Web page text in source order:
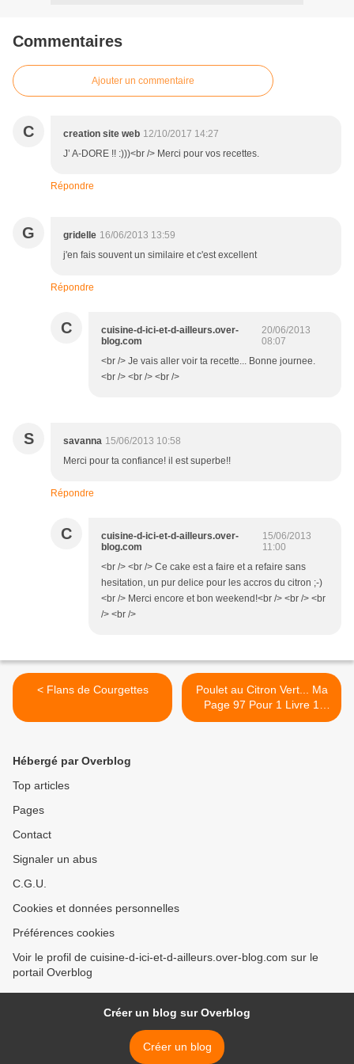
Commentaires
Ajouter un commentaire
C creation site web 12/10/2017 14:27
J’ A-DORE !! :)))<br /> Merci pour vos recettes.
Répondre
G gridelle 16/06/2013 13:59
j'en fais souvent un similaire et c'est excellent
Répondre
C
cuisine-d-ici-et-d-ailleurs.over-
blog.com
20/06/2013
08:07
<br /> Je vais aller voir ta recette... Bonne journee.
<br /> <br /> <br />
S savanna 15/06/2013 10:58
Merci pour ta confiance! il est superbe!!
Répondre
C
cuisine-d-ici-et-d-ailleurs.over-
blog.com
15/06/2013
11:00
<br /> <br /> Ce cake est a faire et a refaire sans
hesitation, un pur delice pour les accros du citron ;-)
<br /> Merci encore et bon weekend!<br /> <br /> <br
/> <br />
< Flans de Courgettes
Poulet au Citron Vert... Ma
Page 97 Pour 1 Livre 1
Recette >
Hébergé par Overblog
Top articles
Pages
Contact
Signaler un abus
C.G.U.
Cookies et données personnelles
Préférences cookies
Voir le profil de cuisine-d-ici-et-d-ailleurs.over-blog.com sur le
portail Overblog
Créer un blog sur Overblog
Créer un blog